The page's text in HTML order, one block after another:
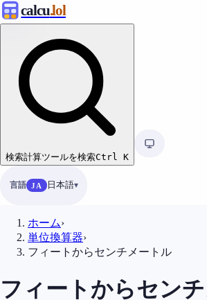
calcu.lol
検索計算ツールを検索Ctrl K
言語 JA 日本語
ホーム›
単位換算器›
フィートからセンチメートル
フィートからセン